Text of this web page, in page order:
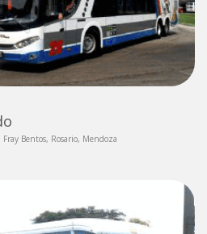
Bentos, Rosario, Mendoza